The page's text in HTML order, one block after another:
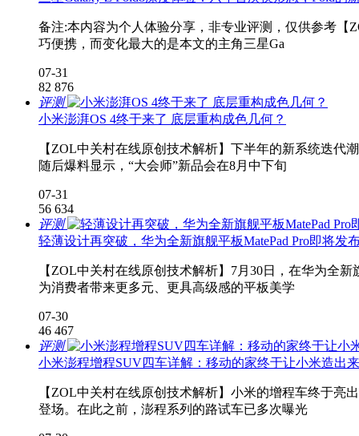
备注:本内容为个人体验分享，非专业评测，仅供参考【
巧便携，而变化最大的是本文的主角三星Ga
07-31
82 876
评测
小米澎湃OS 4终于来了 底层重构成色几何？
【ZOL中关村在线原创技术解析】下半年的新系统迭代
随后爆料显示，“大会师”新品会在8月中下旬
07-31
56 634
评测
轻薄设计再突破，华为全新旗舰平板MatePad Pro即将发
【ZOL中关村在线原创技术解析】7月30日，在华为全
为消费者带来更多元、更具高级感的平板美学
07-30
46 467
评测
小米澎程增程SUV四车详解：移动的家终于让小米造出
【ZOL中关村在线原创技术解析】小米的增程车终于亮
登场。在此之前，澎程系列的路试车已多次曝光